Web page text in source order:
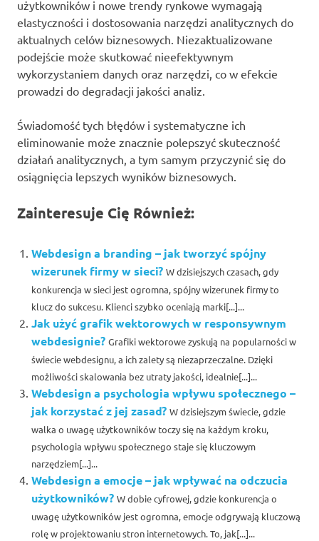
użytkowników i nowe trendy rynkowe wymagają
elastyczności i dostosowania narzędzi analitycznych do
aktualnych celów biznesowych. Niezaktualizowane
podejście może skutkować nieefektywnym
wykorzystaniem danych oraz narzędzi, co w efekcie
prowadzi do degradacji jakości analiz.
Świadomość tych błędów i systematyczne ich
eliminowanie może znacznie polepszyć skuteczność
działań analitycznych, a tym samym przyczynić się do
osiągnięcia lepszych wyników biznesowych.
Zainteresuje Cię Również:
Webdesign a branding – jak tworzyć spójny
wizerunek firmy w sieci? W dzisiejszych czasach, gdy
konkurencja w sieci jest ogromna, spójny wizerunek firmy to
klucz do sukcesu. Klienci szybko oceniają marki[...]...
Jak użyć grafik wektorowych w responsywnym
webdesignie? Grafiki wektorowe zyskują na popularności w
świecie webdesignu, a ich zalety są niezaprzeczalne. Dzięki
możliwości skalowania bez utraty jakości, idealnie[...]...
Webdesign a psychologia wpływu społecznego –
jak korzystać z jej zasad? W dzisiejszym świecie, gdzie
walka o uwagę użytkowników toczy się na każdym kroku,
psychologia wpływu społecznego staje się kluczowym
narzędziem[...]...
Webdesign a emocje – jak wpływać na odczucia
użytkowników? W dobie cyfrowej, gdzie konkurencja o
uwagę użytkowników jest ogromna, emocje odgrywają kluczową
rolę w projektowaniu stron internetowych. To, jak[...]...